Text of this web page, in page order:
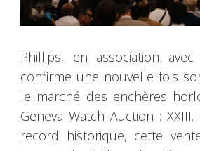
Phillips, en association
confirme une nouvelle fois
le marché des enchères
Geneva Watch Auction :
record historique, cette